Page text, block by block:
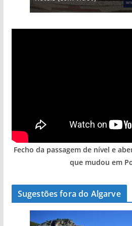
Fecho da passagem de nível e
que mudou em
Sugestões fora do Algarve